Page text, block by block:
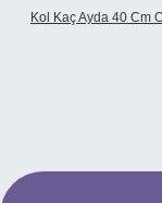
Kol Kaç Ayda 40 Cm